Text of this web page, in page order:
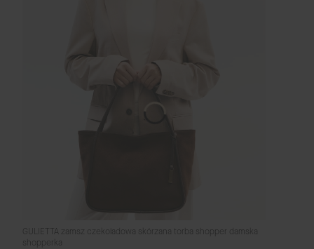
GULIETTA zamsz czekoladowa skórzana torba shopper damska
shopperka